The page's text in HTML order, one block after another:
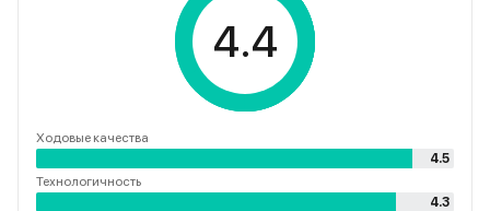
4.4
Ходовые качества
4.5
Технологичность
4.3